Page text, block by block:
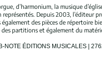
d’harmonium, la musique
Depuis 2003,
des pièces de répertoire
des partitions et également du
NOTE ÉDITIONS MUSICALES |